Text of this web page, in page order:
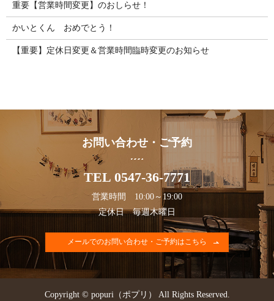
重要【営業時間変更】のおしらせ！
かいとくん おめでとう！
【重要】定休日変更＆営業時間臨時変更のお知らせ
お問い合わせ・ご予約
TEL 0547-36-7771
営業時間 10:00～19:00
定休日 毎週木曜日
メールでのお問い合わせ・ご予約はこちら
Copyright © popuri（ポプリ） All Rights Reserved.